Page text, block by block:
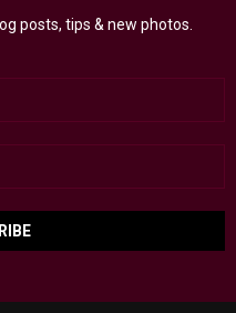
posts, tips & new photos.